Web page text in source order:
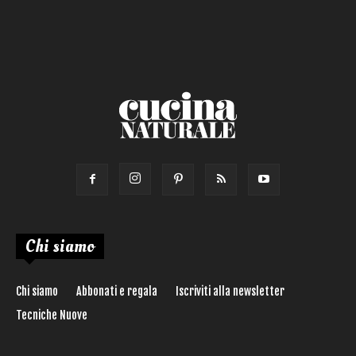
Chi siamo
Chi siamo Abbonati e regala
Iscriviti alla newsletter
Tecniche Nuove